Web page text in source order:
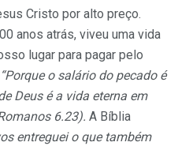
Cristo por alto preço.
anos atrás, viveu uma vida
lugar para pagar pelo
“Porque o salário do pecado é
Deus é a vida eterna em
6.23). A Bíblia
entreguei o que também